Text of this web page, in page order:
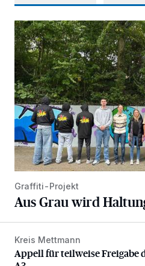
Aus Grau wird Haltung
Graffiti-Projekt
Aus Grau wird
Appell für teilweise Freigabe
Kreis Mettmann
Appell für teilweise Freigabe